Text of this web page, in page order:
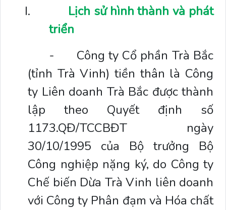
I.
Lịch sử hình thành và phát
triển
-
Công ty Cổ phần Trà Bắc
(tỉnh Trà Vinh) tiền thân là Công
ty Liên doanh Trà Bắc được thành
lập theo Quyết định số
1173.QĐ/TCCBĐT ngày
30/10/1995 của Bộ trưởng Bộ
Công nghiệp nặng ký, do Công ty
Chế biến Dừa Trà Vinh liên doanh
với Công ty Phân đạm và Hóa chất